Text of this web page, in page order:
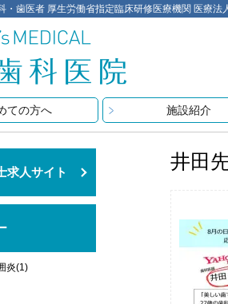
・歯医者 厚生労働省指定臨床研修医療機関 医療法
ての方へ 施設紹介
井田
求人サイト
炎(1)